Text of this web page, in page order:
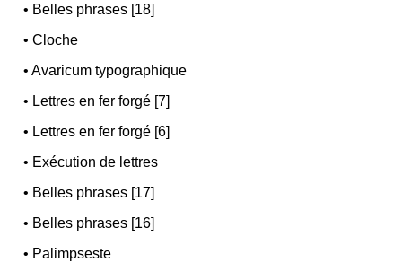
• Belles phrases [18]
•Cloche
•Avaricum typographique
• Lettres en fer forgé [7]
• Lettres en fer forgé [6]
• Exécution de lettres
• Belles phrases [17]
• Belles phrases [16]
• Palimpseste